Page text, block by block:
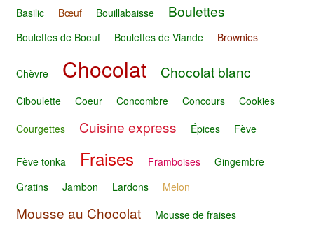
Basilic Bœuf Bouillabaisse Boulettes
Boulettes de Boeuf Boulettes de Viande Brownies
Chèvre Chocolat Chocolat blanc
Ciboulette Coeur Concombre Concours
Cookies
Courgettes
Cuisine express Épices Fève
Fève tonka Fraises Framboises
Gingembre
Gratins
Jambon Lardons Melon
Mousse au Chocolat Mousse de fraises